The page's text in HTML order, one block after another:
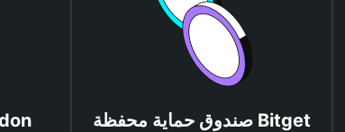
صندوق حماية محفظة Bitget